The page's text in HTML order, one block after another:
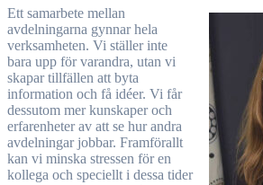
Ett samarbete mellan
avdelningarna gynnar hela
verksamheten. Vi ställer inte
bara upp för varandra, utan vi
skapar tillfällen att byta
information och få idéer. Vi får
dessutom mer kunskaper och
erfarenheter av att se hur andra
avdelningar jobbar. Framförallt
kan vi minska stressen för en
kollega och speciellt i dessa tider